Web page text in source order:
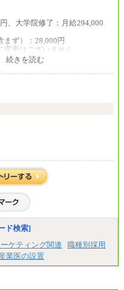
、大学院修了：月給294,000
まず）：28,000円
更はございません
続きを読む
ド検索]
ケティング関連
職種別採用
業医の設置